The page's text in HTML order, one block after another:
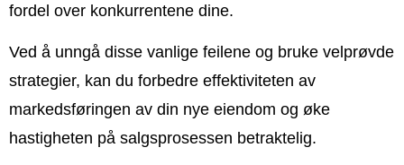
fordel over konkurrentene dine.
Ved å unngå disse vanlige feilene og bruke velprøvde
strategier, kan du forbedre effektiviteten av
markedsføringen av din nye eiendom og øke
hastigheten på salgsprosessen betraktelig.